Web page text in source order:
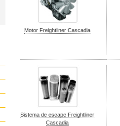
Motor Freightliner Cascadia
Sistema de escape Freightliner
Cascadia